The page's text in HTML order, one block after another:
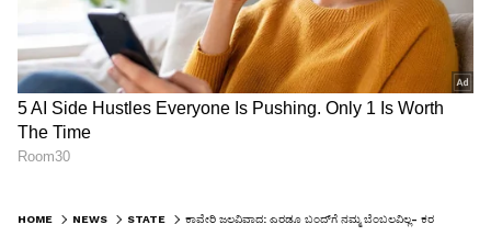
HOME NEWS STATE